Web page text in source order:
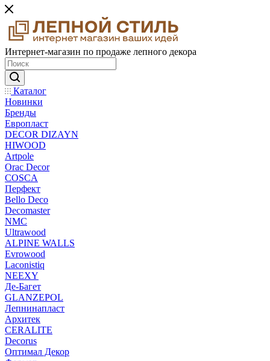
Интернет-магазин по продаже лепного декора
Каталог
Новинки
Бренды
Европласт
DECOR DIZAYN
HIWOOD
Artpole
Orac Decor
COSCA
Перфект
Bello Deco
Decomaster
NMС
Ultrawood
ALPINE WALLS
Evrowood
Laconistiq
NEEXY
Де-Багет
GLANZEPOL
Лепнинапласт
Архитек
CERALITE
Decorus
Оптимал Декор